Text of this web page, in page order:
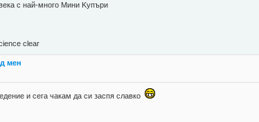
с най-много Mини Kупъри
clear
мен
и сега чакам да си заспя славко